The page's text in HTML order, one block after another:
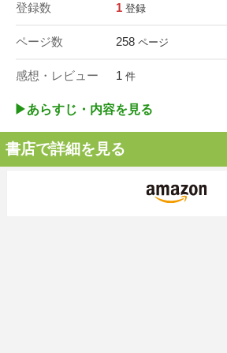
登録数 1 登録
ページ数 258 ページ
感想・レビュー 1 件
▶︎あらすじ・内容を見る
書店で詳細を見る